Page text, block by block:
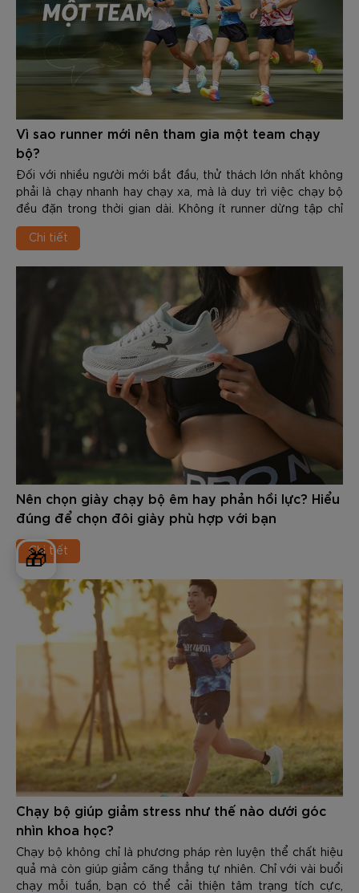
🎁
Vì sao runner mới nên tham gia một team chạy
bộ?
Đối với nhiều người mới bắt đầu, thử thách lớn nhất không
phải là chạy nhanh hay chạy xa, mà là duy trì việc chạy bộ
đều đặn trong thời gian dài. Không ít runner dừng tập chỉ
sau vài tuần vì thiếu động lực, không biết cách xây dựng
giáo án hoặc không có team đồng hành.
Chi tiết
Nên chọn giày chạy bộ êm hay phản hồi lực? Hiểu
đúng để chọn đôi giày phù hợp với bạn
Chi tiết
Chạy bộ giúp giảm stress như thế nào dưới góc
nhìn khoa học?
Chạy bộ không chỉ là phương pháp rèn luyện thể chất hiệu
quả mà còn giúp giảm căng thẳng tự nhiên. Chỉ với vài buổi
chạy mỗi tuần, bạn có thể cải thiện tâm trạng tích cực,